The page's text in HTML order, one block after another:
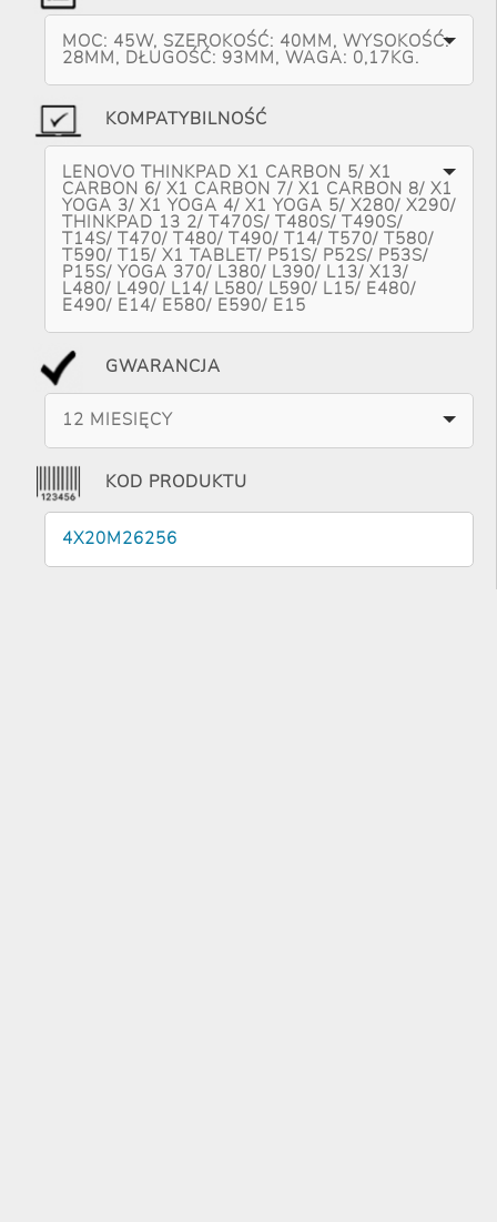
MOC: 45W, SZEROKOŚĆ: 40MM, WYSOKOŚĆ:
28MM, DŁUGOŚĆ: 93MM, WAGA: 0,17KG.
KOMPATYBILNOŚĆ
LENOVO THINKPAD X1 CARBON 5/ X1
CARBON 6/ X1 CARBON 7/ X1 CARBON 8/ X1
YOGA 3/ X1 YOGA 4/ X1 YOGA 5/ X280/ X290/
THINKPAD 13 2/ T470S/ T480S/ T490S/
T14S/ T470/ T480/ T490/ T14/ T570/ T580/
T590/ T15/ X1 TABLET/ P51S/ P52S/ P53S/
P15S/ YOGA 370/ L380/ L390/ L13/ X13/
L480/ L490/ L14/ L580/ L590/ L15/ E480/
E490/ E14/ E580/ E590/ E15
GWARANCJA
12 MIESIĘCY
KOD PRODUKTU
4X20M26256